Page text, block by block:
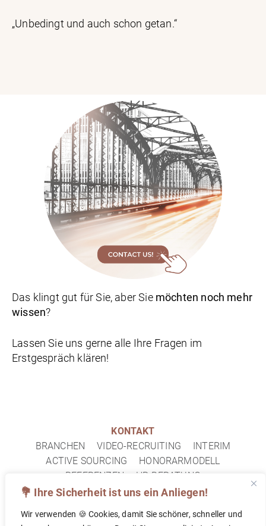
💐 Ihre Sicherheit ist uns ein Anliegen!
Wir verwenden 🍪 Cookies, damit Sie schöner, schneller und
„Unbedingt und auch schon getan.“
Das klingt gut für Sie, aber Siemöchten noch mehr
wissen?
Lassen Sie uns gerne alle Ihre Fragen im
Erstgespräch klären!
© 2026 TOPF&DECKEL PERSONALBERATUNG
IMPRESSUM DATENSCHUTZ FAQ
KONTAKT
BRANCHEN
VIDEO-RECRUITING
INTERIM
ACTIVE SOURCING
HONORARMODELL
REFERENZEN
HR-BERATUNG